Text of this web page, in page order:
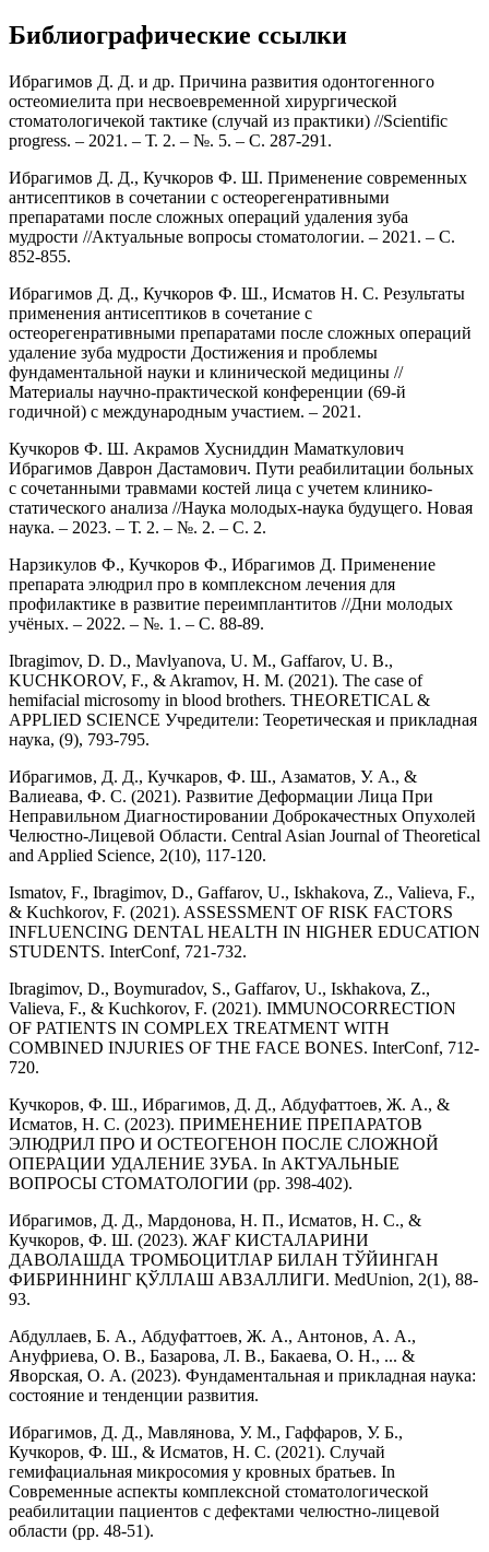
Библиографические ссылки
Ибрагимов Д. Д. и др. Причина развития одонтогенного
остеомиелита при несвоевременной хирургической
стоматологичекой тактике (случай из практики) //Scientific
progress. – 2021. – Т. 2. – №. 5. – С. 287-291.
Ибрагимов Д. Д., Кучкоров Ф. Ш. Применение современных
антисептиков в сочетании с остеорегенративными
препаратами после сложных операций удаления зуба
мудрости //Актуальные вопросы стоматологии. – 2021. – С.
852-855.
Ибрагимов Д. Д., Кучкоров Ф. Ш., Исматов Н. С. Результаты
применения антисептиков в сочетание с
остеорегенративными препаратами после сложных операций
удаление зуба мудрости Достижения и проблемы
фундаментальной науки и клинической медицины //
Материалы научно-практической конференции (69-й
годичной) с международным участием. – 2021.
Кучкоров Ф. Ш. Акрамов Хусниддин Маматкулович
Ибрагимов Даврон Дастамович. Пути реабилитации больных
с сочетанными травмами костей лица с учетем клинико-
статического анализа //Наука молодых-наука будущего. Новая
наука. – 2023. – Т. 2. – №. 2. – С. 2.
Нарзикулов Ф., Кучкоров Ф., Ибрагимов Д. Применение
препарата элюдрил про в комплексном лечения для
профилактике в развитие переимплантитов //Дни молодых
учёных. – 2022. – №. 1. – С. 88-89.
Ibragimov, D. D., Mavlyanova, U. M., Gaffarov, U. B.,
KUCHKOROV, F., & Akramov, H. M. (2021). The case of
hemifacial microsomy in blood brothers. THEORETICAL &
APPLIED SCIENCE Учредители: Теоретическая и прикладная
наука, (9), 793-795.
Ибрагимов, Д. Д., Кучкаров, Ф. Ш., Азаматов, У. А., &
Валиеава, Ф. С. (2021). Развитие Деформации Лица При
Неправильном Диагностировании Доброкачестных Опухолей
Челюстно-Лицевой Области. Central Asian Journal of Theoretical
and Applied Science, 2(10), 117-120.
Ismatov, F., Ibragimov, D., Gaffarov, U., Iskhakova, Z., Valieva, F.,
& Kuchkorov, F. (2021). ASSESSMENT OF RISK FACTORS
INFLUENCING DENTAL HEALTH IN HIGHER EDUCATION
STUDENTS. InterConf, 721-732.
Ibragimov, D., Boymuradov, S., Gaffarov, U., Iskhakova, Z.,
Valieva, F., & Kuchkorov, F. (2021). IMMUNOCORRECTION
OF PATIENTS IN COMPLEX TREATMENT WITH
COMBINED INJURIES OF THE FACE BONES. InterConf, 712-
720.
Кучкоров, Ф. Ш., Ибрагимов, Д. Д., Абдуфаттоев, Ж. А., &
Исматов, Н. С. (2023). ПРИМЕНЕНИЕ ПРЕПАРАТОВ
ЭЛЮДРИЛ ПРО И ОСТЕОГЕНОН ПОСЛЕ СЛОЖНОЙ
ОПЕРАЦИИ УДАЛЕНИЕ ЗУБА. In АКТУАЛЬНЫЕ
ВОПРОСЫ СТОМАТОЛОГИИ (pp. 398-402).
Ибрагимов, Д. Д., Мардонова, Н. П., Исматов, Н. С., &
Кучкоров, Ф. Ш. (2023). ЖАҒ КИСТАЛАРИНИ
ДАВОЛАШДА ТРОМБОЦИТЛАР БИЛАН ТЎЙИНГАН
ФИБРИННИНГ ҚЎЛЛАШ АВЗАЛЛИГИ. MedUnion, 2(1), 88-
93.
Абдуллаев, Б. А., Абдуфаттоев, Ж. А., Антонов, А. А.,
Ануфриева, О. В., Базарова, Л. В., Бакаева, О. Н., ... &
Яворская, О. А. (2023). Фундаментальная и прикладная наука:
состояние и тенденции развития.
Ибрагимов, Д. Д., Мавлянова, У. М., Гаффаров, У. Б.,
Кучкоров, Ф. Ш., & Исматов, Н. С. (2021). Случай
гемифациальная микросомия у кровных братьев. In
Современные аспекты комплексной стоматологической
реабилитации пациентов с дефектами челюстно-лицевой
области (pp. 48-51).